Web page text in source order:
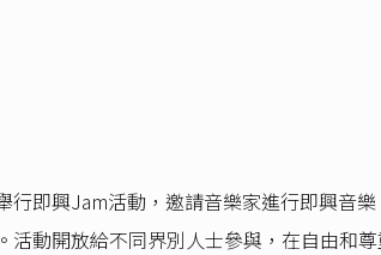
行即興Jam活動，邀請音樂家進行即興
活動開放給不同界別人士參與，在自由和